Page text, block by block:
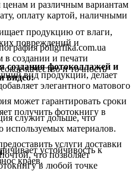
и различным вариантам
оплату картой, наличными
poligrfika.com.ua
создании и печати
качество и точность
может гарантировать сроки
получить фотокнигу в
услуги доставки
что позволяет
в любой точке
продукцию от влаги,
повреждений и
вид продукции, делает
элегантного матового
служит дольше, что
используемых материалов.
устойчивость к
краев.
создания фотоколлажей и
видео:
: